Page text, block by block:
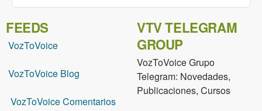
FEEDS
VozToVoice
VozToVoice Blog
VozToVoice Comentarios
VTV TELEGRAM
GROUP
VozToVoice Grupo
Telegram: Novedades,
Publicaciones, Cursos